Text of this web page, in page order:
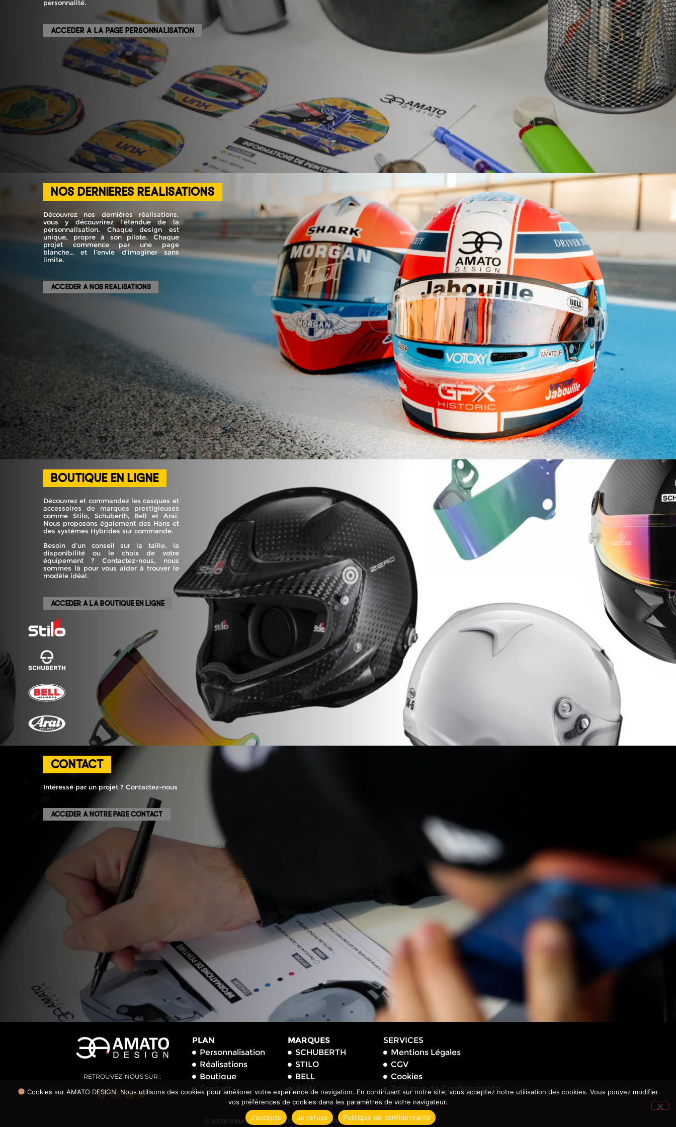
personnalité.
ACCEDER A LA PAGE PERSONNALISATION
NOS DERNIERES REALISATIONS
Découvrez nos dernières réalisations,
vous y découvrirez l’étendue de la
personnalisation. Chaque design est
unique, propre à son pilote. Chaque
projet commence par une page
blanche… et l’envie d’imaginer sans
limite.
ACCEDER A NOS REALISATIONS
BOUTIQUE EN LIGNE
Découvrez et commandez les casques et
accessoires de marques prestigieuses
comme Stilo, Schuberth, Bell et Arai.
Nous proposons également des Hans et
des systèmes Hybrides sur commande.
Besoin d’un conseil sur la taille, la
disponibilité ou le choix de votre
équipement ? Contactez-nous, nous
sommes là pour vous aider à trouver le
modèle idéal.
ACCEDER A LA BOUTIQUE EN LIGNE
Contact
Intéressé par un projet ? Contactez-nous
ACCEDER A NOTRE PAGE CONTACT
RETROUVEZ-NOUS SUR :
PLAN
Personnalisation
Réalisations
Boutique
Contact
MARQUES
SCHUBERTH
STILO
BELL
ARAI
SERVICES
Mentions Légales
CGV
Cookies
Politique de Confidentialité
© 2026 AMATO DESIGN TOUS DROITS RESERVES
Cookies sur AMATO DESIGN. Nous utilisons des cookies pour améliorer votre expérience de navigation. En continuant sur notre site, vous acceptez notre utilisation des cookies. Vous pouvez modifier
vos préférences de cookies dans les paramètres de votre navigateur.
J'accepte
Je refuse Politique de confidentialité